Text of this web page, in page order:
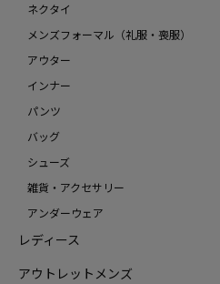
ネクタイ
メンズフォーマル（礼服・喪服）
アウター
インナー
パンツ
バッグ
シューズ
雑貨・アクセサリー
アンダーウェア
レディース
アウトレットメンズ